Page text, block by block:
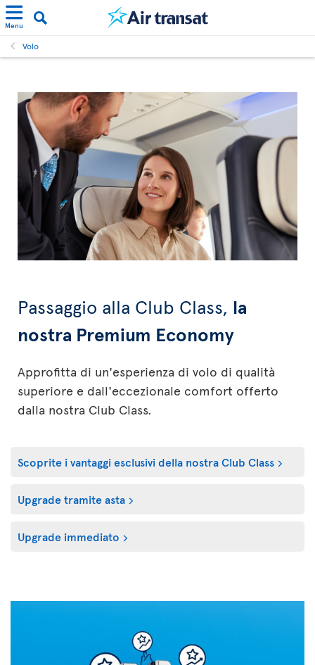
Menu
Volo
Passaggio alla Club Class, la
nostra Premium Economy
Approfitta di un'esperienza di volo di qualità
superiore e dall'eccezionale comfort offerto
dalla nostra Club Class.
Scoprite i vantaggi esclusivi della nostra Club Class
Upgrade tramite asta
Upgrade immediato